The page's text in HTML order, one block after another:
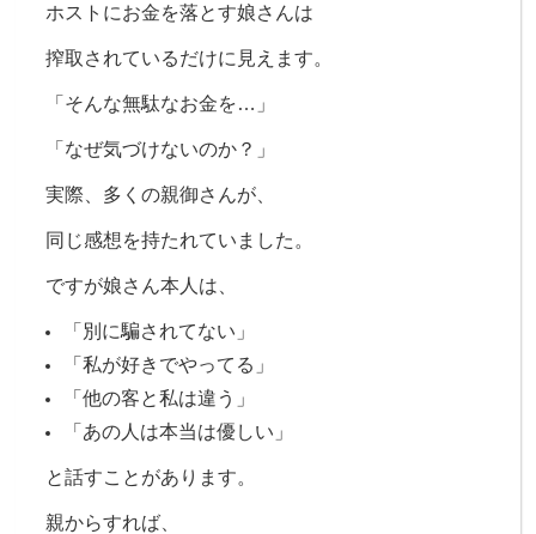
ホストにお金を落とす娘さんは
搾取されているだけに見えます。
「そんな無駄なお金を…」
「なぜ気づけないのか？」
実際、多くの親御さんが、
同じ感想を持たれていました。
ですが娘さん本人は、
「別に騙されてない」
「私が好きでやってる」
「他の客と私は違う」
「あの人は本当は優しい」
と話すことがあります。
親からすれば、